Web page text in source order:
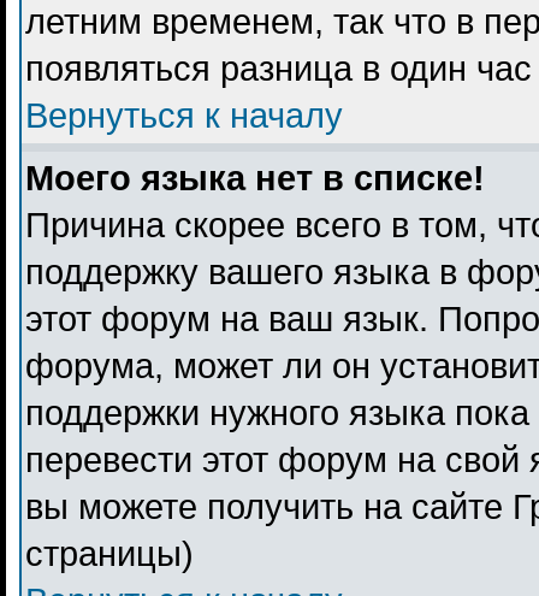
летним временем, так что в
появляться разница в один
Вернуться к началу
Моего языка нет в списке!
Причина скорее всего в том,
поддержку вашего языка в
этот форум на ваш язык.
форума, может ли он
поддержки нужного языка
перевести этот форум на
вы можете получить на сайте
страницы)